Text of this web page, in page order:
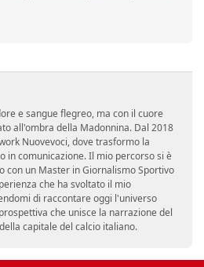
e sangue flegreo, ma con il cuore
all'ombra della Madonnina. Dal 2018
Nuovevoci, dove trasformo la
in comunicazione. Il mio percorso si è
con un Master in Giornalismo Sportivo
che ha svoltato il mio
di raccontare oggi l'universo
che unisce la narrazione del
capitale del calcio italiano.